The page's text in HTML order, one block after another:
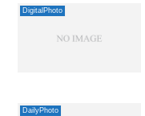
DigitalPhoto
DailyPhoto